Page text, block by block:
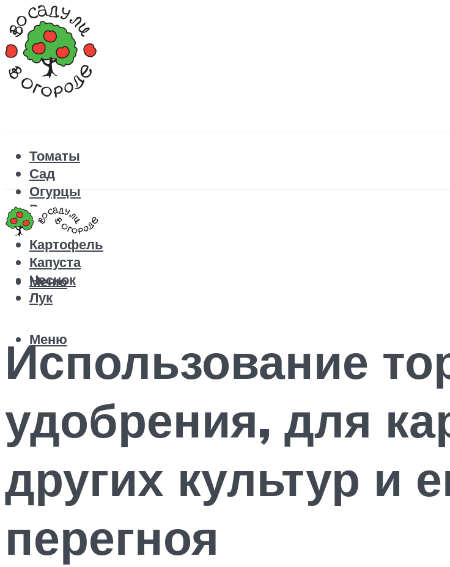
Томаты
Сад
Огурцы
Рецепты
Перец
Картофель
Капуста
Чеснок
Лук
Меню
Меню
Использование
удобрения, для
других культур и
перегноя